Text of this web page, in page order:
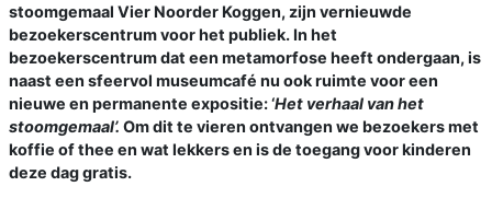
stoomgemaal Vier Noorder Koggen, zijn vernieuwde
bezoekerscentrum voor het publiek. In het
bezoekerscentrum dat een metamorfose heeft ondergaan, is
naast een sfeervol museumcafé nu ook ruimte voor een
nieuwe en permanente expositie: ‘Het verhaal vanhet
stoomgemaal’. Om dit te vieren ontvangen we bezoekers met
koffie of thee en wat lekkers en is de toegang voor kinderen
deze dag gratis.